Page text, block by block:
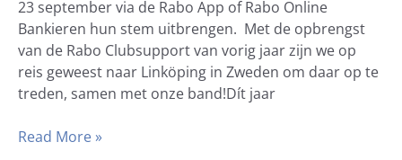
23 september via de Rabo App of Rabo Online
Bankieren hun stem uitbrengen. Met de opbrengst
van de Rabo Clubsupport van vorig jaar zijn we op
reis geweest naar Linköping in Zweden om daar op te
treden, samen met onze band!Dít jaar
Read More »